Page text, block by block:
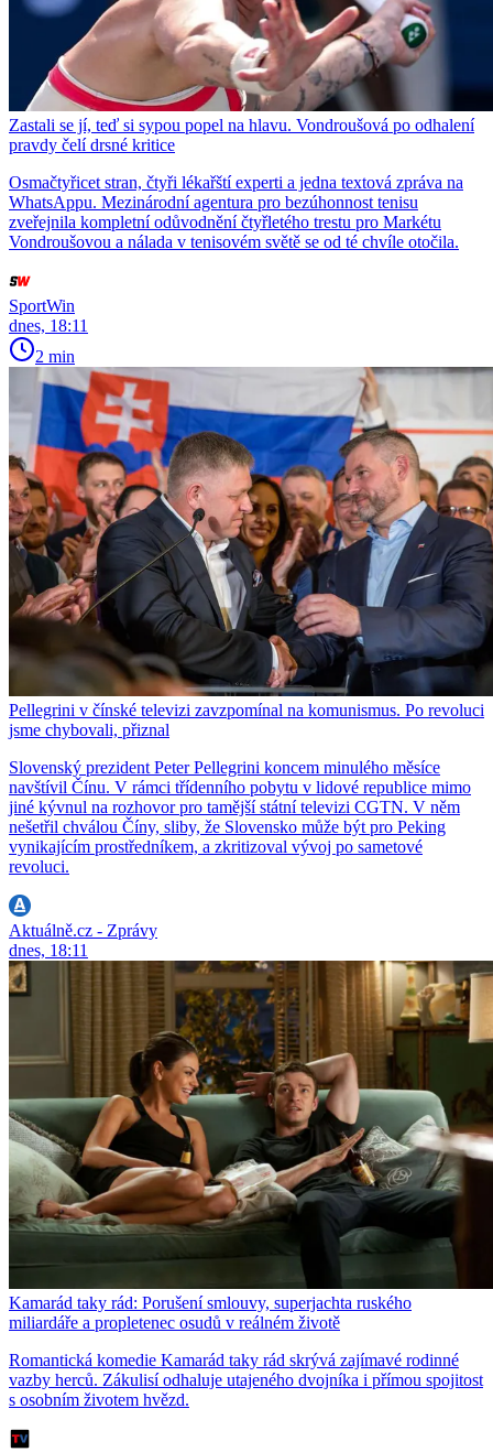
Zastali se jí, teď si sypou popel na hlavu. Vondroušová po odhalení
pravdy čelí drsné kritice
Osmačtyřicet stran, čtyři lékařští experti a jedna textová zpráva na
WhatsAppu. Mezinárodní agentura pro bezúhonnost tenisu
zveřejnila kompletní odůvodnění čtyřletého trestu pro Markétu
Vondroušovou a nálada v tenisovém světě se od té chvíle otočila.
SportWin
dnes, 18:11
2 min
Pellegrini v čínské televizi zavzpomínal na komunismus. Po revoluci
jsme chybovali, přiznal
Slovenský prezident Peter Pellegrini koncem minulého měsíce
navštívil Čínu. V rámci třídenního pobytu v lidové republice mimo
jiné kývnul na rozhovor pro tamější státní televizi CGTN. V něm
nešetřil chválou Číny, sliby, že Slovensko může být pro Peking
vynikajícím prostředníkem, a zkritizoval vývoj po sametové
revoluci.
Aktuálně.cz - Zprávy
dnes, 18:11
Kamarád taky rád: Porušení smlouvy, superjachta ruského
miliardáře a propletenec osudů v reálném životě
Romantická komedie Kamarád taky rád skrývá zajímavé rodinné
vazby herců. Zákulisí odhaluje utajeného dvojníka i přímou spojitost
s osobním životem hvězd.